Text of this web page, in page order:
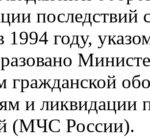
1994 году,
гражданской
и ликвидации
(МЧС России).